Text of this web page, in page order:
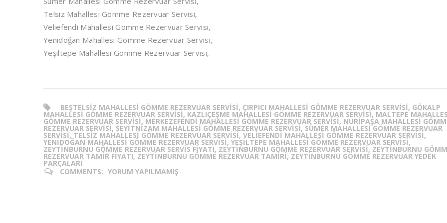
Telsiz Mahallesi Gömme Rezervuar Servisi,
Veliefendi Mahallesi Gömme Rezervuar Servisi,
Yenidoğan Mahallesi Gömme Rezervuar Servisi,
Yeşiltepe Mahallesi Gömme Rezervuar Servisi,
BEŞTELSIZ MAHALLESI GÖMME REZERVUAR SERVISI, ÇIRPICI MAHALLESI GÖMME REZERVUAR SERVISI, GÖKALP
MAHALLESI GÖMME REZERVUAR SERVISI, KAZLIÇEŞME MAHALLESI GÖMME REZERVUAR SERVISI, MALTEPE
GÖMME REZERVUAR SERVISI, MERKEZEFENDI MAHALLESI GÖMME REZERVUAR SERVISI, NURIPAŞA MAHALLESI
REZERVUAR SERVISI, SEYITNIZAM MAHALLESI GÖMME REZERVUAR SERVISI, SÜMER MAHALLESI GÖMME REZERVUAR
SERVISI, TELSIZ MAHALLESI GÖMME REZERVUAR SERVISI, VELIEFENDI MAHALLESI GÖMME REZERVUAR SERVISI,
YENIDOĞAN MAHALLESI GÖMME REZERVUAR SERVISI, YEŞILTEPE MAHALLESI GÖMME REZERVUAR SERVISI,
ZEYTINBURNU GÖMME REZERVUAR SERVIS FIYATI, ZEYTINBURNU GÖMME REZERVUAR SERVISI, ZEYTINBURNU
REZERVUAR TAMIR FIYATI, ZEYTINBURNU GÖMME REZERVUAR TAMIRI, ZEYTINBURNU GÖMME REZERVUAR YEDEK
PARÇALARI
COMMENTS: YORUM YAPILMAMIŞ